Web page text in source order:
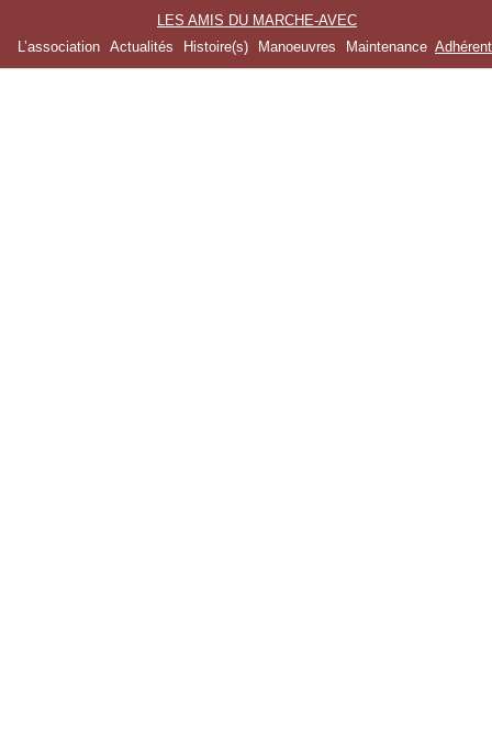
LES AMIS DU MARCHE-AVEC
L’association
Actualités Histoire(s) Manoeuvres Maintenance